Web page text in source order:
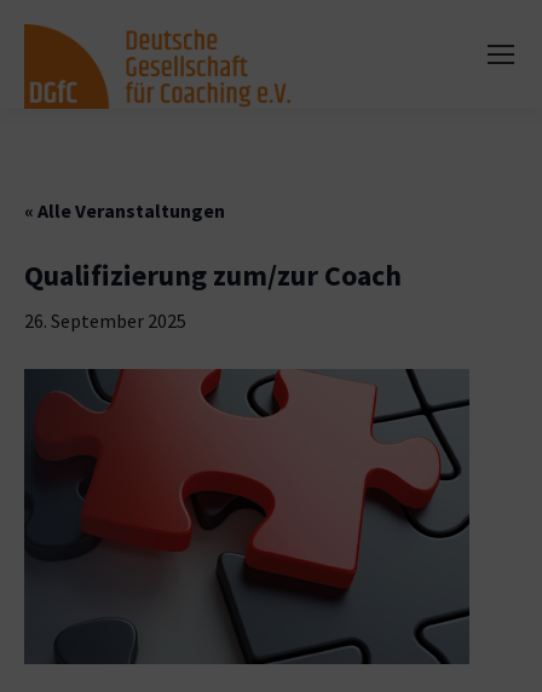
« Alle Veranstaltungen
Qualifizierung zum/zur Coach
26. September 2025